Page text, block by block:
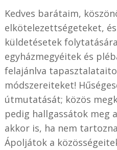
Kedves barátaim,
elkötelezettségeteket,
küldetésetek
egyházmegyéitek és
felajánlva
módszereiteket!
útmutatását; közös
pedig hallgassátok meg
akkor is, ha nem
Ápoljátok a